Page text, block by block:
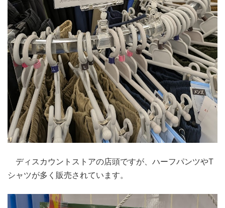
ディスカウントストアの店頭ですが、ハーフパンツやT
シャツが多く販売されています。